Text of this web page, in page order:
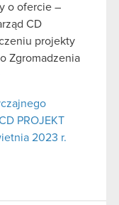
o ofercie –
CD
projekty
Zgromadzenia
PROJEKT
2023 r.